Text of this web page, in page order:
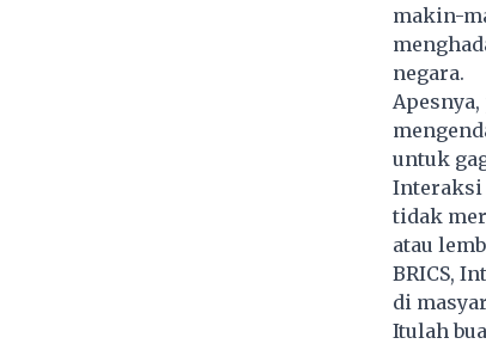
makin-
negara.
untuk
Interaksi
tidak
atau
BRICS,
di
Itulah